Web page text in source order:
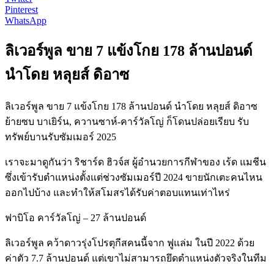
Pinterest
WhatsApp
ลิเวอร์พูล ขาย 7 แข้งโกย 178 ล้านปอนด์
นำโดย หลุยส์ ดิอาซ
ลิเวอร์พูล ขาย 7 แข้งโกย 178 ล้านปอนด์ นำโดย หลุยส์ ดิอาซ
ย้ายซบ บาเยิร์น, ควานซาห์-คาร์วัลโญ่ ก็โดนปล่อยเรียบ รับ
ทรัพย์บานรับซัมเมอร์ 2025
เราจะมาดูกันว่า ริชาร์ด ฮิวจ์ส ผู้อำนวยการกีฬาของ เร้ด แมชีน
ซึ่งเข้ารับตำแหน่งตั้งแต่ช่วงซัมเมอร์ปี 2024 ขายนักเตะคนไหน
ออกไปบ้าง และทำให้สโมสรได้รับค่าตอบแทนเท่าไหร่
ฟาบิโอ คาร์วัลโญ่ – 27 ล้านปอนด์
ลิเวอร์พูล คว้าดาวรุ่งโปรตุกีสคนนี้จาก ฟูแล่ม ในปี 2022 ด้วย
ค่าตัว 7.7 ล้านปอนด์ แต่เขาไม่สามารถยึดตำแหน่งตัวจริงในทีม